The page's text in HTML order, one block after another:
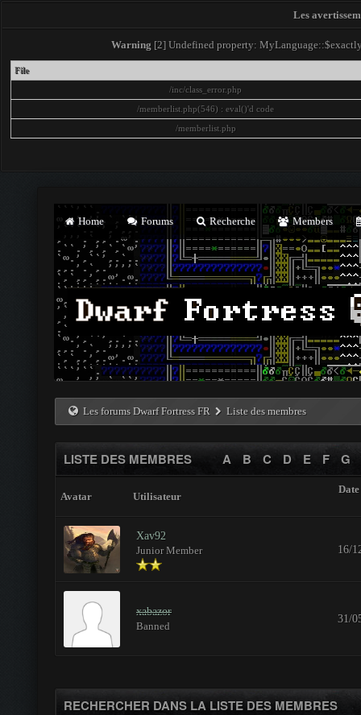
Les
Warning [2] Undefined property:
File
/inc/class_error.php
/memberlist.php(546) : eval()'d code
/memberlist.php
Home Forums Recherche Members
Les forums Dwarf Fortress FR Liste des membres
A B C D E F G
LISTE DES MEMBRES
Avatar Utilisateur
Xav92
Junior Member
16/
xabazor
Banned
31/
RECHERCHER DANS LA LISTE DES MEMBRES